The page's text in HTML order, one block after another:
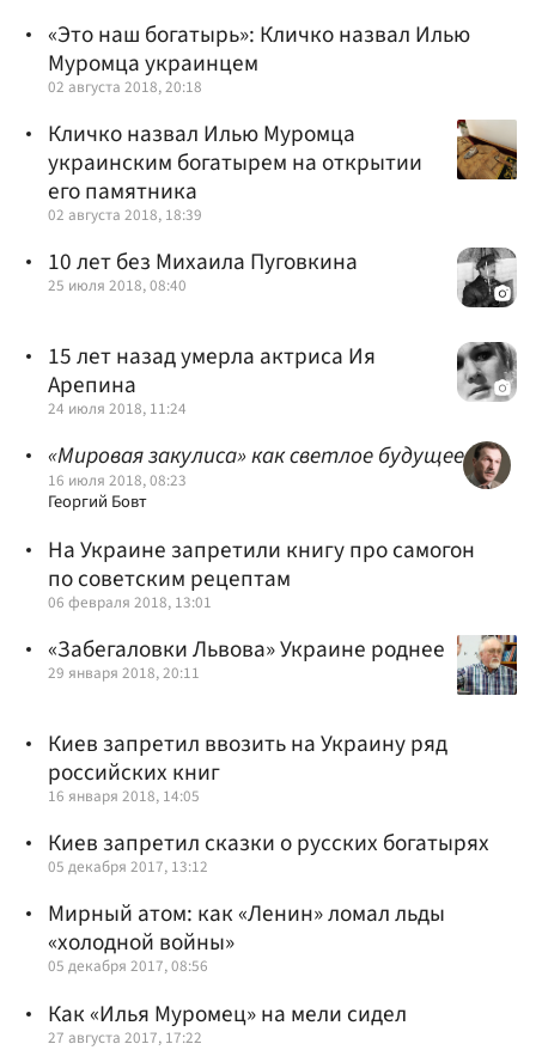
«Это наш богатырь»: Кличко назвал Илью
Муромца украинцем
02 августа 2018, 20:18
Кличко назвал Илью Муромца
украинским богатырем на открытии
его памятника
02 августа 2018, 18:39
10 лет без Михаила Пуговкина
25 июля 2018, 08:40
15 лет назад умерла актриса Ия
Арепина
24 июля 2018, 11:24
«Мировая закулиса» как светлое будущее
16 июля 2018, 08:23
Георгий Бовт
На Украине запретили книгу про самогон
по советским рецептам
06 февраля 2018, 13:01
«Забегаловки Львова» Украине роднее
29 января 2018, 20:11
Киев запретил ввозить на Украину ряд
российских книг
16 января 2018, 14:05
Киев запретил сказки о русских богатырях
05 декабря 2017, 13:12
Мирный атом: как «Ленин» ломал льды
«холодной войны»
05 декабря 2017, 08:56
Как «Илья Муромец» на мели сидел
27 августа 2017, 17:22